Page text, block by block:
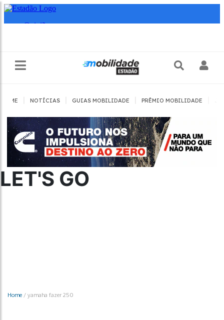
HOME NOTÍCIAS GUIAS MOBILIDADE PRÊMIO MOBILIDADE
LET'S GO
Home / yamaha fazer 250